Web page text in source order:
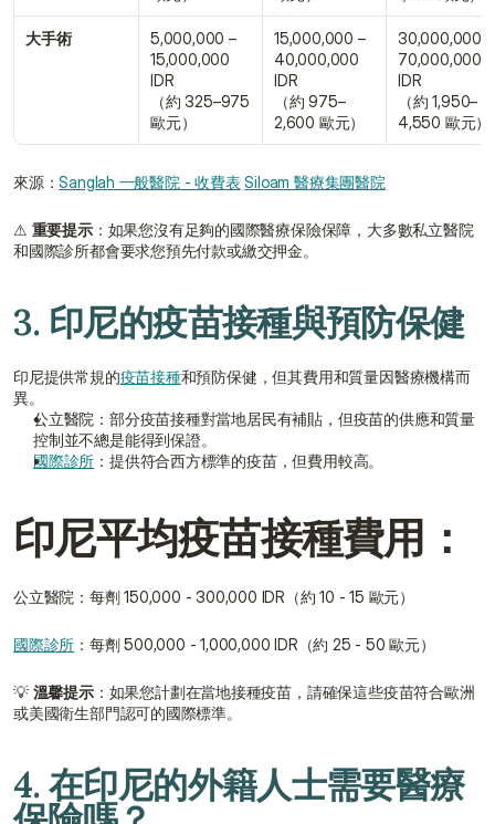
大手術
5,000,000 –
15,000,000
IDR
（約 325–975
歐元）
15,000,000 –
40,000,000
IDR
（約 975–
2,600 歐元）
30,000,000 –
70,000,000
IDR
（約 1,950–
4,550 歐元）
來源：Sanglah 一般醫院 - 收費表 Siloam 醫療集團醫院
⚠ 重要提示：如果您沒有足夠的國際醫療保險保障，大多數私立醫院
和國際診所都會要求您預先付款或繳交押金。
3. 印尼的疫苗接種與預防保健
印尼提供常規的疫苗接種和預防保健，但其費用和質量因醫療機構而
異。
公立醫院：部分疫苗接種對當地居民有補貼，但疫苗的供應和質量
控制並不總是能得到保證。
國際診所 ：提供符合西方標準的疫苗，但費用較高。
印尼平均疫苗接種費用：
公立醫院：每劑 150,000 - 300,000 IDR（約 10 - 15 歐元）
國際診所 ：每劑 500,000 - 1,000,000 IDR（約 25 - 50 歐元）
💡 溫馨提示：如果您計劃在當地接種疫苗，請確保這些疫苗符合歐洲
或美國衛生部門認可的國際標準。
4. 在印尼的外籍人士需要醫療